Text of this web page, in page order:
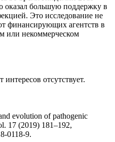
оказал большую поддержку в
Это исследование не
финансирующих агентств в
или некоммерческом
отсутствует.
evolution of pathogenic
17 (2019) 181–192,
0118-9.